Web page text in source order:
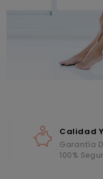
Calidad
Garantía
100%